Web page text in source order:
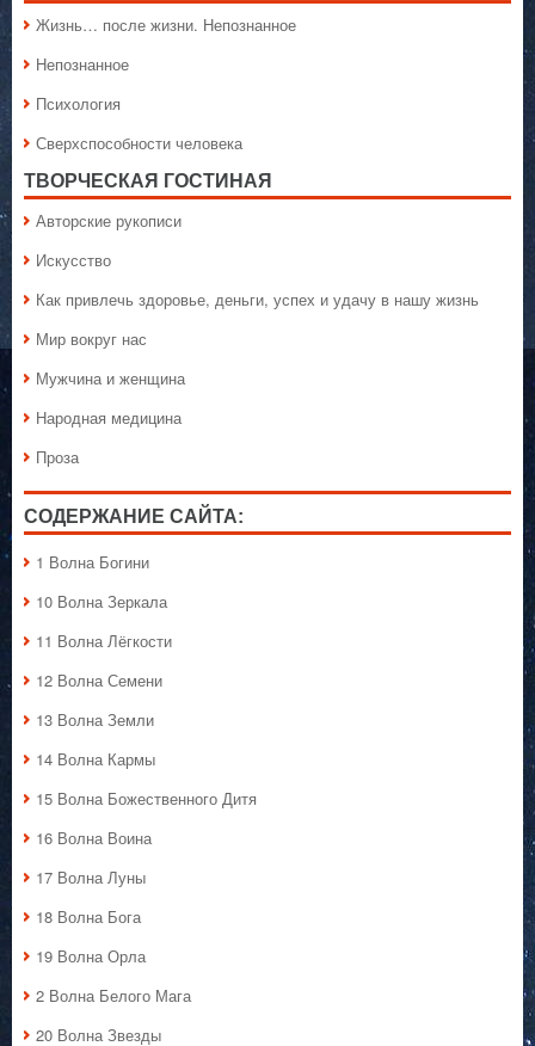
Жизнь… после жизни. Непознанное
Непознанное
Психология
Сверхспособности человека
ТВОРЧЕСКАЯ ГОСТИНАЯ
Авторские рукописи
Искусство
Как привлечь здоровье, деньги, успех и удачу в нашу жизнь
Мир вокруг нас
Мужчина и женщина
Народная медицина
Проза
СОДЕРЖАНИЕ САЙТА:
1 Волна Богини
10 Волна Зеркала
11 Волна Лёгкости
12 Волна Семени
13 Волна Земли
14 Волна Кармы
15 Волна Божественного Дитя
16 Волна Воина
17 Волна Луны
18 Волна Бога
19 Волна Орла
2 Волна Белого Мага
20 Волна Звезды